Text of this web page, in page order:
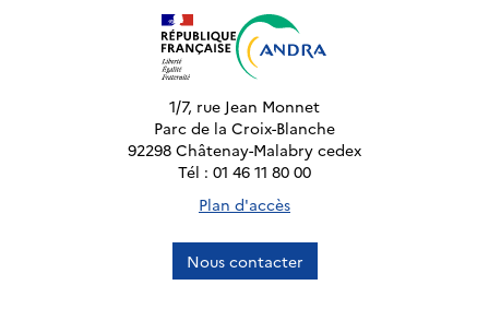
1/7, rue Jean Monnet
Parc de la Croix-Blanche
92298 Châtenay-Malabry cedex
Tél : 01 46 11 80 00
Plan d'accès
Nous contacter